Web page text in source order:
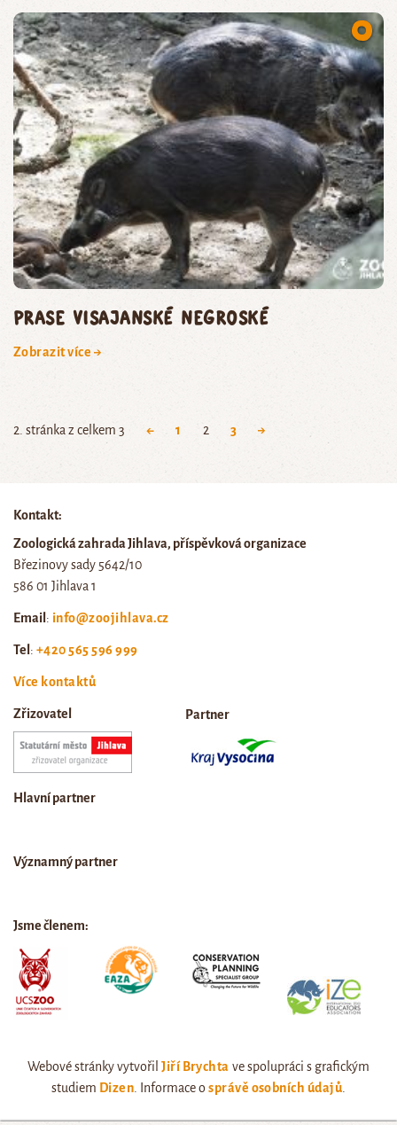
prase visajanské negroské
Zobrazit více →
2. stránka z celkem 3 ← 1 2 3 →
Kontakt:
Zoologická zahrada Jihlava, příspěvková organizace
Březinovy sady 5642/10
586 01 Jihlava 1
Email: info@zoojihlava.cz
Tel: +420 565 596 999
Více kontaktů
Zřizovatel Partner
Hlavní partner
Významný partner
Jsme členem:
Webové stránky vytvořilJiří Brychta ve spolupráci s grafickým
studiem Dizen . Informace osprávě osobních údajů